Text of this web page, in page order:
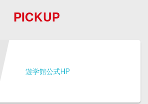
PICKUP
遊学館公式HP